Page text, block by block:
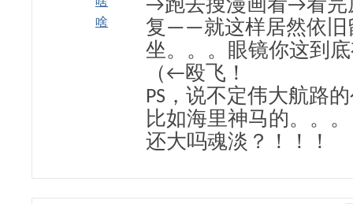
啥
→跑去搜漫画看→看完
复——就这样居然依旧
坐。。。眼镜你这到
（←殴飞！
PS，说不定伟大航路
比如海里神马的。。
还大吗魂淡？！！！